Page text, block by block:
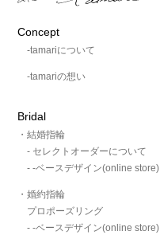
Concept
-tamariについて
-tamariの想い
Bridal
・結婚指輪
- セレクトオーダーについて
- -ベースデザイン(online store)
・婚約指輪
プロポーズリング
- -ベースデザイン(online store)